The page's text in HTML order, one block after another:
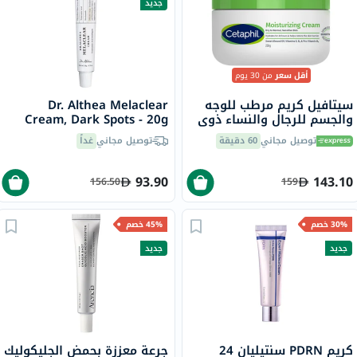
أقل سعرمن 30 يوم
سيتافيل كريم مرطب للوجه
والجسم للرجال والنساء ذوي
البشرة الجافة إلى الجافة جدًا
والحساسة، بدون رائحة، 250 توصيل مجاني60 دقيقة
143.10
159
Dr. Althea Melaclear
Cream, Dark Spots - 20g
توصيل مجانيغداً
93.90
156.50
30% خصم
جديد
كريم PDRN سنتيليان 24
45% خصم
جديد
جرعة معززة بحمض الجليكوليك